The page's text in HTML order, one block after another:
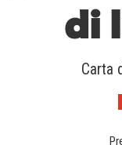
di
Carta